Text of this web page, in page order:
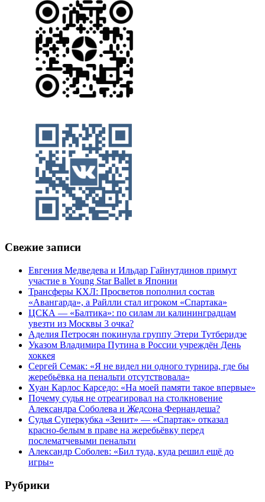
Свежие записи
Евгения Медведева и Ильдар Гайнутдинов примут
участие в Young Star Ballet в Японии
Трансферы КХЛ: Просветов пополнил состав
«Авангарда», а Райлли стал игроком «Спартака»
ЦСКА — «Балтика»: по силам ли калининградцам
увезти из Москвы 3 очка?
Аделия Петросян покинула группу Этери Тутберидзе
Указом Владимира Путина в России учреждён День
хоккея
Сергей Семак: «Я не видел ни одного турнира, где бы
жеребьёвка на пенальти отсутствовала»
Хуан Карлос Карседо: «На моей памяти такое впервые»
Почему судья не отреагировал на столкновение
Александра Соболева и Жедсона Фернандеша?
Судья Суперкубка «Зенит» — «Спартак» отказал
красно-белым в праве на жеребьёвку перед
послематчевыми пенальти
Александр Соболев: «Бил туда, куда решил ещё до
игры»
Рубрики